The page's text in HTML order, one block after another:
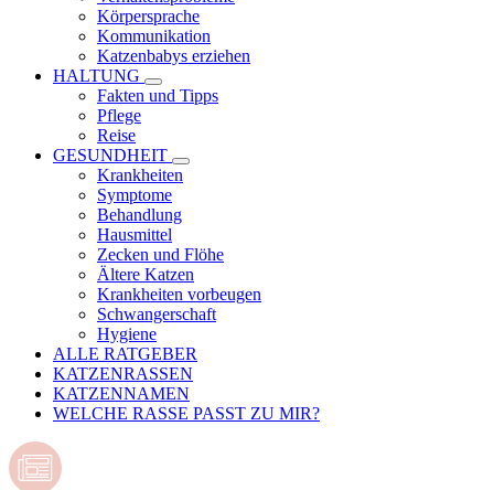
Körpersprache
Kommunikation
Katzenbabys erziehen
HALTUNG
Fakten und Tipps
Pflege
Reise
GESUNDHEIT
Krankheiten
Symptome
Behandlung
Hausmittel
Zecken und Flöhe
Ältere Katzen
Krankheiten vorbeugen
Schwangerschaft
Hygiene
ALLE RATGEBER
KATZENRASSEN
KATZENNAMEN
WELCHE RASSE PASST ZU MIR?